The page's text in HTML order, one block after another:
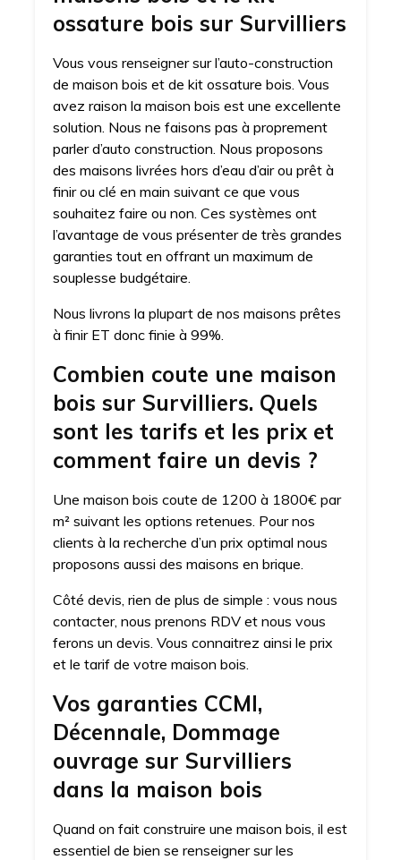
ossature bois sur Survilliers
Vous vous renseigner sur l’auto-construction
de maison bois et de kit ossature bois. Vous
avez raison la maison bois est une excellente
solution. Nous ne faisons pas à proprement
parler d’auto construction. Nous proposons
des maisons livrées hors d’eau d’air ou prêt à
finir ou clé en main suivant ce que vous
souhaitez faire ou non. Ces systèmes ont
l’avantage de vous présenter de très grandes
garanties tout en offrant un maximum de
souplesse budgétaire.
Nous livrons la plupart de nos maisons prêtes
à finir ET donc finie à 99%.
Combien coute une maison
bois sur Survilliers. Quels
sont les tarifs et les prix et
comment faire un devis ?
Une maison bois coute de 1200 à 1800€ par
m² suivant les options retenues. Pour nos
clients à la recherche d’un prix optimal nous
proposons aussi des maisons en brique.
Côté devis, rien de plus de simple : vous nous
contacter, nous prenons RDV et nous vous
ferons un devis. Vous connaitrez ainsi le prix
et le tarif de votre maison bois.
Vos garanties CCMI,
Décennale, Dommage
ouvrage sur Survilliers
dans la maison bois
Quand on fait construire une maison bois, il est
essentiel de bien se renseigner sur les